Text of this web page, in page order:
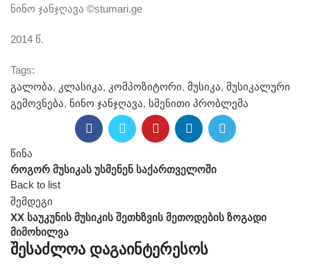
ნინო ჯანჯღავა ©stumari.ge
2014 წ.
Tags:
გალობა, კლასიკა, კომპოზიტორი, მუსიკა, მუსიკალური
გემოვნება, ნინო ჯანჯღავა, სმენითი პრობლემა
წინა
როგორ მუსიკას უსმენენ საქართველოში
Back to list
შემდეგი
XX საუკუნის მუსიკის შეთხზვის მეთოდების ზოგადი
მიმოხილვა
შესაძლოა დაგაინტერესოს